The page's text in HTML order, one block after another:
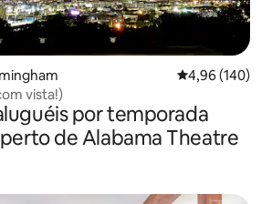
4,96 de uma
4,96 (140)
vista!)
por temporada
de Alabama Theatre